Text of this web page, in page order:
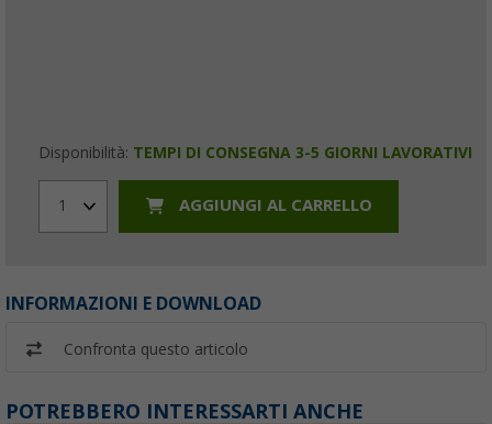
Disponibilità: TEMPI DI CONSEGNA 3-5 GIORNI LAVORATIVI
1 AGGIUNGI AL CARRELLO
INFORMAZIONI E DOWNLOAD
Confronta questo articolo
POTREBBERO INTERESSARTI ANCHE